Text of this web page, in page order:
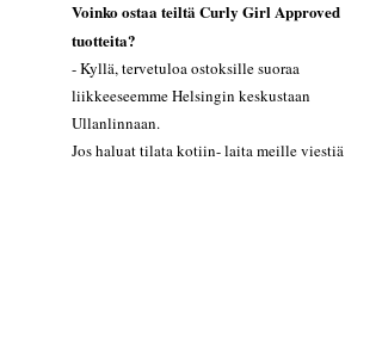
Voinko ostaa teiltä Curly Girl Approved
tuotteita?
- Kyllä, tervetuloa ostoksille suoraa
liikkeeseemme Helsingin keskustaan
Ullanlinnaan.
Jos haluat tilata kotiin- laita meille viestiä